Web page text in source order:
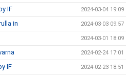
IF 2024-03-04 19:09
in 2024-03-03 09:57
2024-03-01 18:09
2024-02-24 17:01
IF 2024-02-23 18:51